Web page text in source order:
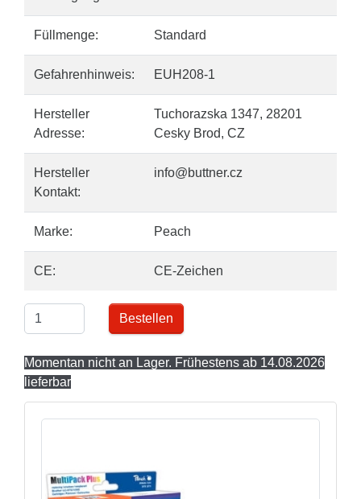
Füllmenge: Standard
Gefahrenhinweis: EUH208-1
Hersteller
Adresse:
Tuchorazska 1347, 28201
Cesky Brod, CZ
Hersteller
Kontakt:
info@buttner.cz
Marke: Peach
CE: CE-Zeichen
Bestellen
Momentan nicht an Lager. Frühestens ab 14.08.2026
lieferbar